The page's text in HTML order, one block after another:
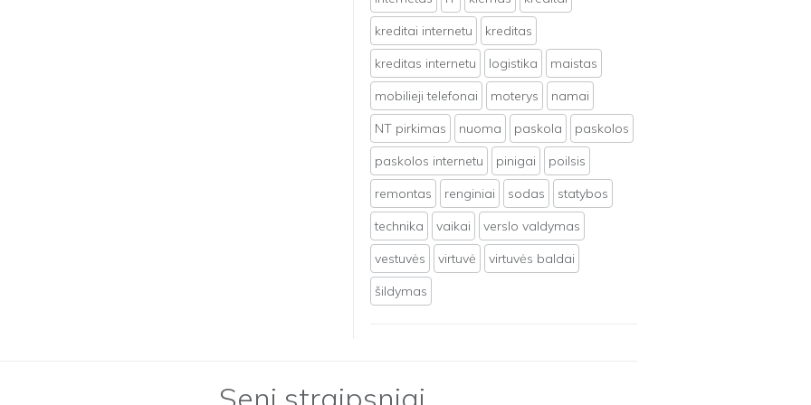
kreditai internetu
kreditas
kreditas internetu
logistika
maistas
mobilieji telefonai
moterys
namai
NT pirkimas
nuoma paskola
paskolos
paskolos internetu
pinigai
poilsis
remontas
renginiai sodas
statybos
technika
vaikai
verslo valdymas
vestuvės
virtuvė
virtuvės baldai
šildymas
Seni straipsniai